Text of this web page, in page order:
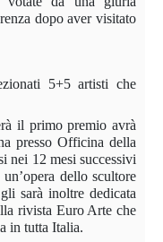
dopo aver visitato
5+5 artisti che
il primo premio avrà
presso Officina della
nei 12 mesi successivi
dello scultore
sarà inoltre dedicata
rivista Euro Arte che
in tutta Italia.